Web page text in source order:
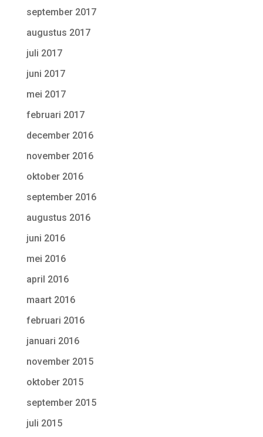
september 2017
augustus 2017
juli 2017
juni 2017
mei 2017
februari 2017
december 2016
november 2016
oktober 2016
september 2016
augustus 2016
juni 2016
mei 2016
april 2016
maart 2016
februari 2016
januari 2016
november 2015
oktober 2015
september 2015
juli 2015